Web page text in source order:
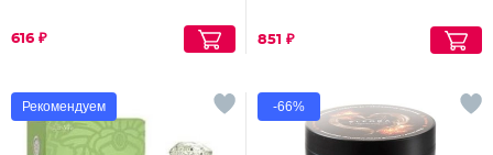
616 ₽ 851 ₽
Рекомендуем -66%